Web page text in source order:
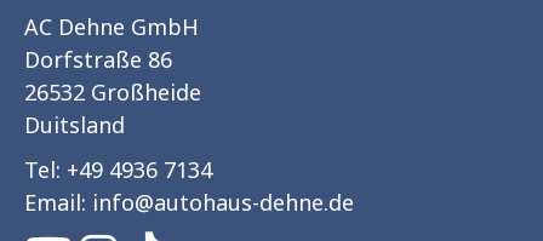
AC Dehne GmbH
Dorfstraße 86
26532 Großheide
Duitsland
Tel: +49 4936 7134
Email: info@autohaus-dehne.de